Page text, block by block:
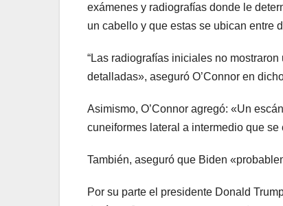
exámenes y radiografías donde le
un cabello y que estas se ubican entre
“Las radiografías iniciales no
detalladas», aseguró O’Connor en
Asimismo, O’Connor agregó: «Un
cuneiformes lateral a intermedio que
También, aseguró que Biden
Por su parte el presidente Donald